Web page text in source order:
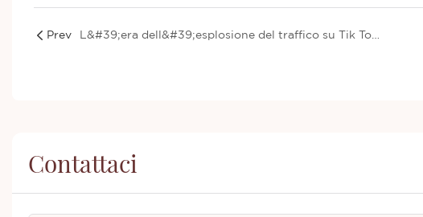
Prev L&#39;era dell&#39;esplosione del traffico su Tik Tok, il marketing del trucco nell&#39;era dei big data
Contattaci